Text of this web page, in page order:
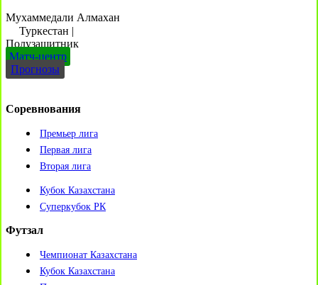
Мухаммедали Алмахан
Туркестан |
Полузащитник
Матч-центр
Прогнозы
Соревнования
Премьер лига
Первая лига
Вторая лига
Кубок Казахстана
Суперкубок РК
Футзал
Чемпионат Казахстана
Кубок Казахстана